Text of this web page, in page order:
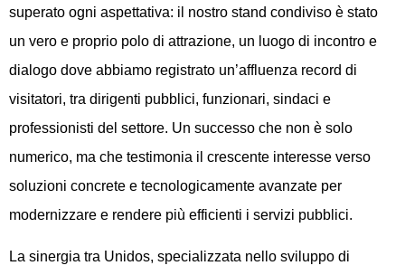
superato ogni aspettativa: il nostro stand condiviso è stato
un vero e proprio polo di attrazione, un luogo di incontro e
dialogo dove abbiamo registrato un’affluenza record di
visitatori, tra dirigenti pubblici, funzionari, sindaci e
professionisti del settore. Un successo che non è solo
numerico, ma che testimonia il crescente interesse verso
soluzioni concrete e tecnologicamente avanzate per
modernizzare e rendere più efficienti i servizi pubblici.
La sinergia tra Unidos, specializzata nello sviluppo di